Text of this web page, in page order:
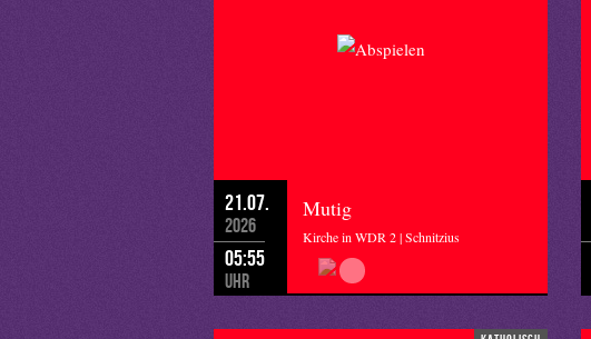
21.07.
2026
05:55
Uhr
Mutig
Kirche in WDR 2 | Schnitzius